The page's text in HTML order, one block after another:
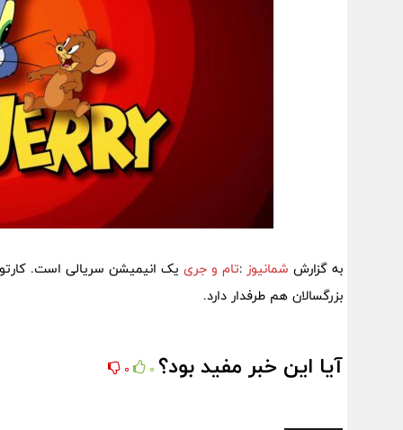
به گزارش شمانیوز :تام و جری یک انیمیشن سریالی است.
بزرگسالان هم طرفدار دارد.
آیا این خبر مفید بود؟ 0
0